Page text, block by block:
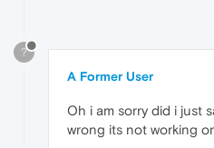
?
A Former User
Oh i am sorry did i just
wrong its not working